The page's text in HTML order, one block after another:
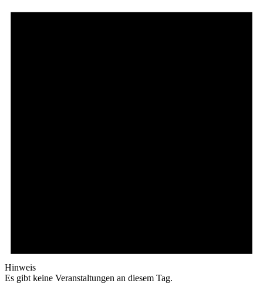
Hinweis
Es gibt keine Veranstaltungen an diesem Tag.